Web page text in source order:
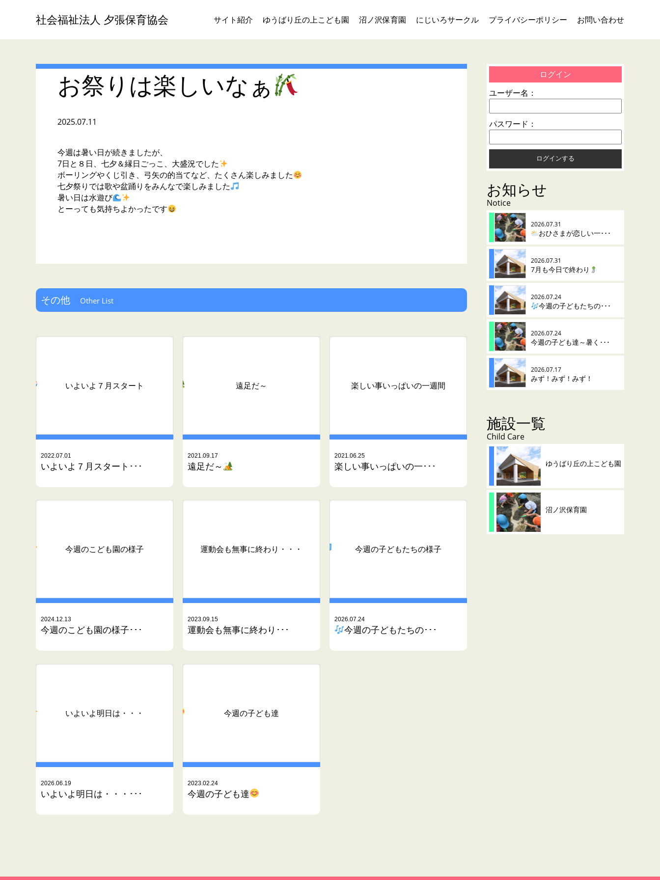
社会福祉法人 夕張保育協会 サイト紹介 ゆうばり丘の上こども園 沼ノ沢保育園 にじいろサークル プライバシーポリシー お問い合わせ
お祭りは楽しいなぁ
2025.07.11
今週は暑い日が続きましたが、
7日と８日、七夕＆縁日ごっこ、大盛況でした
ボーリングやくじ引き、弓矢の的当てなど、たくさん楽しみました
七夕祭りでは歌や盆踊りをみんなで楽しみました
暑い日は水遊び
とーっても気持ちよかったです
その他 Other List
いよいよ７月スタート
2022.07.01
いよいよ７月スタート･･･
遠足だ～
2021.09.17
遠足だ～
楽しい事いっぱいの一週間
2021.06.25
楽しい事いっぱいの一･･･
今週のこども園の様子
2024.12.13
今週のこども園の様子･･･
運動会も無事に終わり・・・
2023.09.15
運動会も無事に終わり･･･
今週の子どもたちの様子
2026.07.24
今週の子どもたちの･･･
いよいよ明日は・・・
2026.06.19
いよいよ明日は・・・･･･
今週の子ども達
2023.02.24
今週の子ども達
ログイン
ユーザー名：
パスワード：
お知らせ
Notice
2026.07.31
おひさまが恋しい一･･･
2026.07.31
7月も今日で終わり
2026.07.24
今週の子どもたちの･･･
2026.07.24
今週の子ども達～暑く･･･
2026.07.17
みず！みず！みず！
施設一覧
Child Care
ゆうばり丘の上こども園
沼ノ沢保育園